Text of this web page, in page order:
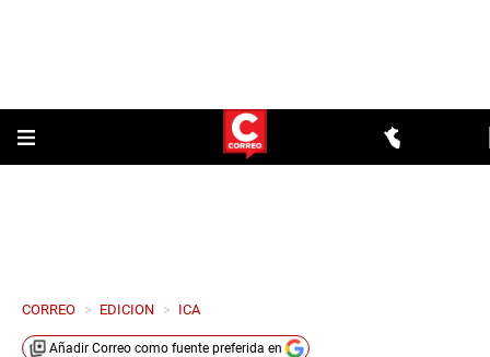
CORREO > EDICION > ICA
Añadir Correo como fuente preferida en